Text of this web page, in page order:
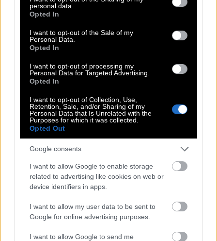
grant or deny consent to Google and its third-party tags to
use your data for below specified purposes in below Google
consent section.
personal data.
Opted In
I want to opt-out of the Sale of my
Personal Data.
Opted In
I want to opt-out of processing my
Personal Data for Targeted Advertising.
Opted In
I want to opt-out of Collection, Use,
Retention, Sale, and/or Sharing of my
Personal Data that Is Unrelated with the
Purposes for which it was collected.
Opted Out
Google consents
I want to allow Google to enable storage
related to advertising like cookies on web or
device identifiers in apps.
I want to allow my user data to be sent to
Google for online advertising purposes.
I want to allow Google to send me
επουλώσει τις πληγές του Β’ Παγκοσμίου Πολέμου,
Και συνεχίζει να έχει.
Γιατί στην πραγματικότητα ο Ζορμπάς δεν είναι
μόνο Έλληνας.
Είναι μια παγκόσμια ανθρώπινη φιγούρα.
Αντιπροσωπεύει το κομμάτι του εαυτού μας που
θέλει να ζήσει χωρίς φόβο.
Το κομμάτι που αρνείται να αφήσει τη ζωή να
περάσει χωρίς να τη γευτεί.
Γιατί ο Άντονι Κουίν μιλάει ακόμη στη
σημερινή εποχή